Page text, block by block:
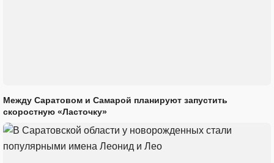
Между Саратовом и Самарой планируют запустить
скоростную «Ласточку»